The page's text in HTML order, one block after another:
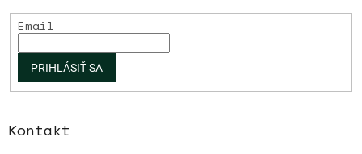
Email
PRIHLÁSIŤ SA
Kontakt